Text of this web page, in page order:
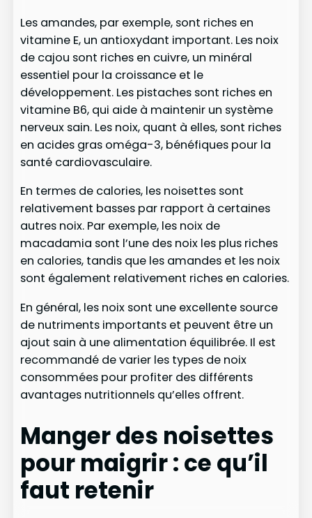
Les amandes, par exemple, sont riches en
vitamine E, un antioxydant important. Les noix
de cajou sont riches en cuivre, un minéral
essentiel pour la croissance et le
développement. Les pistaches sont riches en
vitamine B6, qui aide à maintenir un système
nerveux sain. Les noix, quant à elles, sont riches
en acides gras oméga-3, bénéfiques pour la
santé cardiovasculaire.
En termes de calories, les noisettes sont
relativement basses par rapport à certaines
autres noix. Par exemple, les noix de
macadamia sont l’une des noix les plus riches
en calories, tandis que les amandes et les noix
sont également relativement riches en calories.
En général, les noix sont une excellente source
de nutriments importants et peuvent être un
ajout sain à une alimentation équilibrée. Il est
recommandé de varier les types de noix
consommées pour profiter des différents
avantages nutritionnels qu’elles offrent.
Manger des noisettes
pour maigrir : ce qu’il
faut retenir